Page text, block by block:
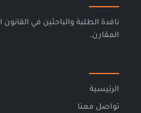
نافدة الطلبة والباحثين في القانون
المقارن.
الرئيسية
تواصل معنا